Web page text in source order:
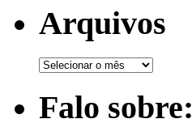
Arquivos
Falo sobre: